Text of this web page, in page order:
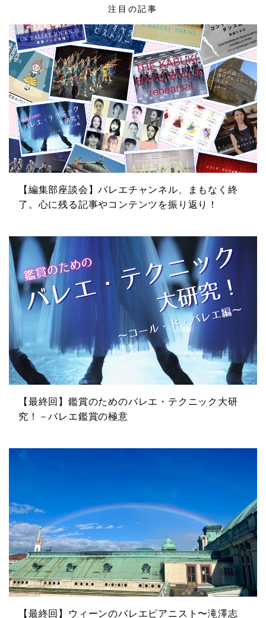
注目の記事
【編集部座談会】バレエチャンネル、まもなく終
了。心に残る記事やコンテンツを振り返り！
【最終回】鑑賞のためのバレエ・テクニック大研
究！－バレエ鑑賞の極意
【最終回】ウィーンのバレエピアニスト〜滝澤志